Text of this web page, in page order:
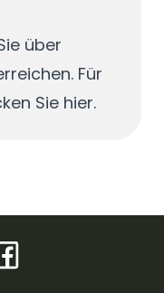
über
Für
Sie hier.